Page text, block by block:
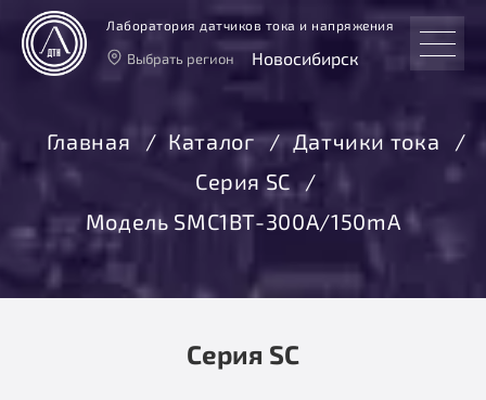
Лаборатория датчиков тока и напряжения
Выбрать регион Новосибирск
Москва
Санкт-Петербург
Екатеринбург
Главная Каталог
Датчики тока
Серия SC
Модель SMC1BT-300A/150mA
Серия SC